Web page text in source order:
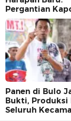
Pergantian
Sidrap dalam
Karier Dua
Panen di Bulo
Bukti, Produksi
Seluruh